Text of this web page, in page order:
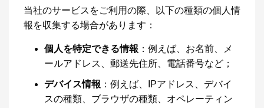
当社のサービスをご利用の際、以下の種類の個人情
報を収集する場合があります：
個人を特定できる情報 ：例えば、お名前、メ
ールアドレス、郵送先住所、電話番号など；
デバイス情報 ：例えば、IPアドレス、デバイ
スの種類、ブラウザの種類、オペレーティン